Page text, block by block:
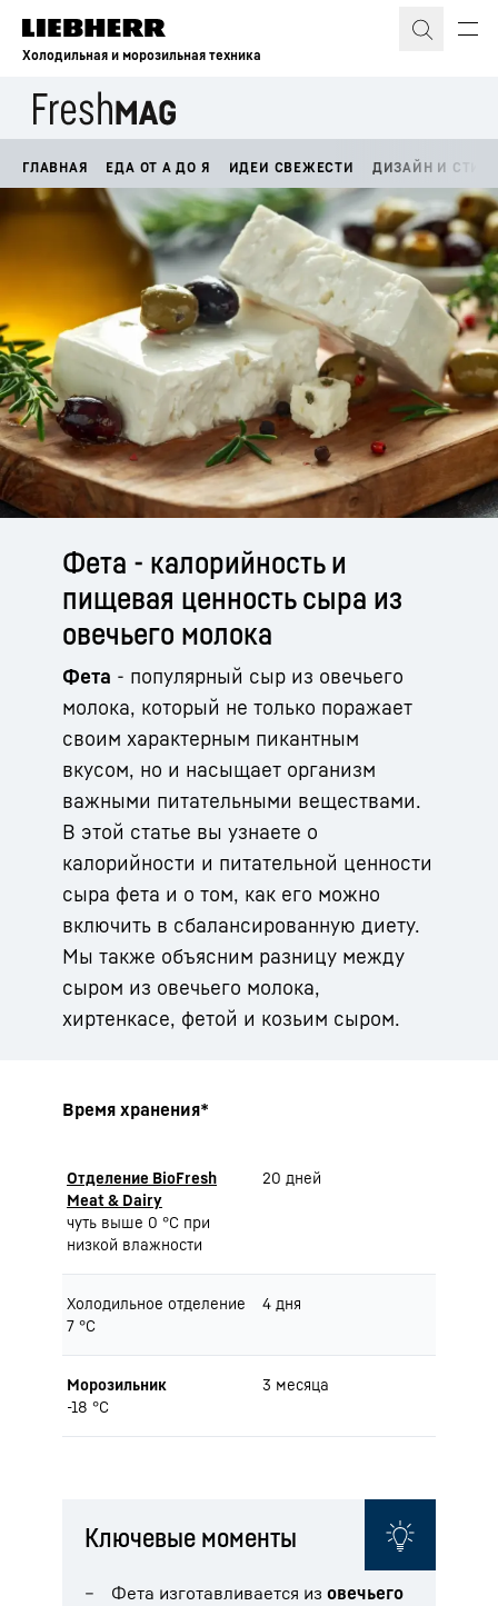
Холодильная и морозильная техника
ГЛАВНАЯ ЕДА ОТ А ДО Я ИДЕИ СВЕЖЕСТИ ДИЗАЙН И
Фета - калорийность и
пищевая ценность сыра из
овечьего молока
Фета - популярный сыр из овечьего
молока, который не только поражает
своим характерным пикантным
вкусом, но и насыщает организм
важными питательными веществами.
В этой статье вы узнаете о
калорийности и питательной ценности
сыра фета и о том, как его можно
включить в сбалансированную диету.
Мы также объясним разницу между
сыром из овечьего молока,
хиртенкасе, фетой и козьим сыром.
Время хранения*
Отделение BioFresh
Meat & Dairy
чуть выше 0 °C при
низкой влажности
20 дней
Холодильное отделение
7 °C
4 дня
Морозильник
-18 °C
3 месяца
Ключевые моменты
Фета изготавливается из овечьего